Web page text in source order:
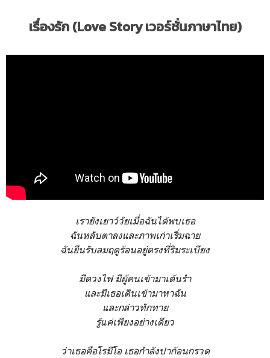
เรื่องรัก (Love Story เวอร์ชั่นภาษาไทย)
เรายังเยาว์วัยเมื่อฉันได้พบเธอ
ฉันหลับตาลงและภาพเก่าเริ่มฉาย
ฉันยืนรับลมฤดูร้อนอยู่ตรงที่ริมระเบียง
มีดวงไฟ มีผู้คนเข้ามาเต้นรำ
และมีเธอเดินเข้ามาหาฉัน
และกล่าวทักทาย
รู้แค่เพียงอย่างเดียว
ว่าเธอคือโรมีโอ เธอกำลังปาก้อนกรวด